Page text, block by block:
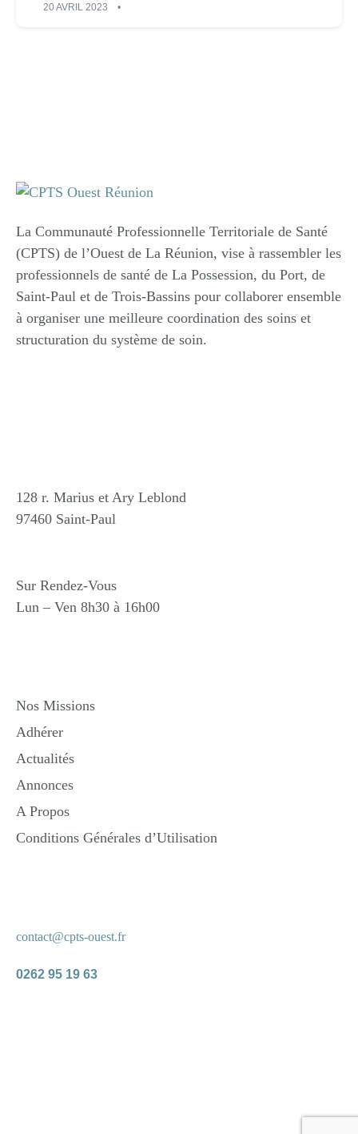
20 AVRIL 2023
La Communauté Professionnelle Territoriale de Santé
(CPTS) de l’Ouest de La Réunion, vise à rassembler les
professionnels de santé de La Possession, du Port, de
Saint-Paul et de Trois-Bassins pour collaborer ensemble
à organiser une meilleure coordination des soins et
structuration du système de soin.
128 r. Marius et Ary Leblond
97460 Saint-Paul
Sur Rendez-Vous
Lun – Ven 8h30 à 16h00
Nos Missions
Adhérer
Actualités
Annonces
A Propos
Conditions Générales d’Utilisation
contact@cpts-ouest.fr
0262 95 19 63